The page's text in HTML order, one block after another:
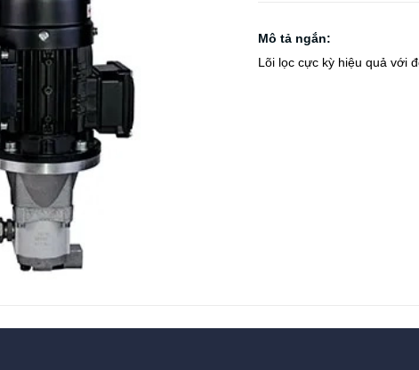
Mô tả ngắn:
Lõi lọc cực kỳ hiệu quả với